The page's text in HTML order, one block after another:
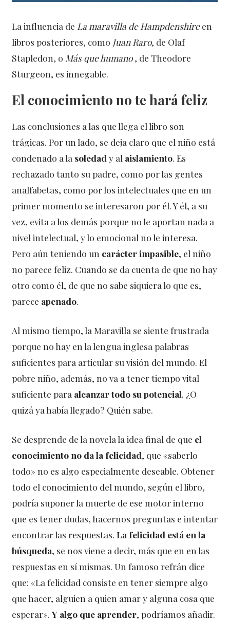
La influencia de La maravilla de Hampdenshireen
libros posteriores, como Juan Raro, de Olaf
Stapledon, o Más que humano, de Theodore
Sturgeon, es innegable.
El conocimiento no te hará feliz
Las conclusiones a las que llega el libro son
trágicas. Por un lado, se deja claro que el niño está
condenado a la soledady al aislamiento. Es
rechazado tanto su padre, como por las gentes
analfabetas, como por los intelectuales que en un
primer momento se interesaron por él. Y él, a su
vez, evita a los demás porque no le aportan nada a
nivel intelectual, y lo emocional no le interesa.
Pero aún teniendo un carácter impasible, el niño
no parece feliz. Cuando se da cuenta de que no hay
otro como él, de que no sabe siquiera lo que es,
parece apenado.
Al mismo tiempo, la Maravilla se siente frustrada
porque no hay en la lengua inglesa palabras
suficientes para articular su visión del mundo. El
pobre niño, además, no va a tener tiempo vital
suficiente para alcanzar todo su potencial. ¿O
quizá ya había llegado? Quién sabe.
Se desprende de la novela la idea final de que el
conocimiento no da la felicidad, que «saberlo
todo» no es algo especialmente deseable. Obtener
todo el conocimiento del mundo, según el libro,
podría suponer la muerte de ese motor interno
que es tener dudas, hacernos preguntas e intentar
encontrar las respuestas. La felicidad está en la
búsqueda, se nos viene a decir, más que en en las
respuestas en sí mismas. Un famoso refrán dice
que: «La felicidad consiste en tener siempre algo
que hacer, alguien a quien amar y alguna cosa que
esperar».Y algo que aprender, podríamos añadir.